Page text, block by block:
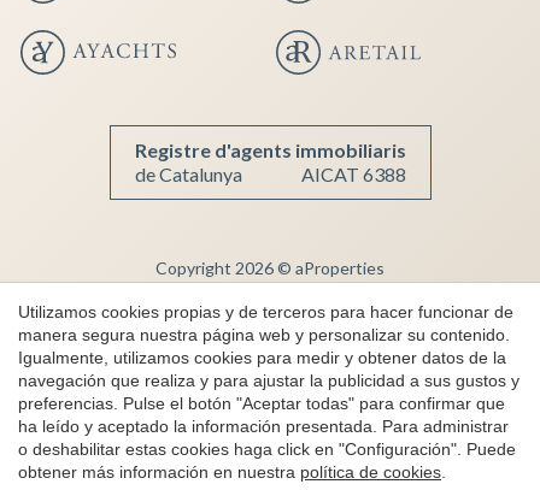
Registre d'agents immobiliaris
de Catalunya
AICAT 6388
Copyright 2026 © aProperties
Inmobiliaria de lujo
AICAT 6388
Aviso Legal
Política de Privacidad
Política de cookies
Canal de denuncias
Utilizamos cookies propias y de terceros para hacer funcionar de
manera segura nuestra página web y personalizar su contenido.
Igualmente, utilizamos cookies para medir y obtener datos de la
navegación que realiza y para ajustar la publicidad a sus gustos y
preferencias. Pulse el botón "Aceptar todas" para confirmar que
ha leído y aceptado la información presentada. Para administrar
o deshabilitar estas cookies haga click en "Configuración". Puede
obtener más información en nuestra política de cookies
Guardar configuración Aceptar todas